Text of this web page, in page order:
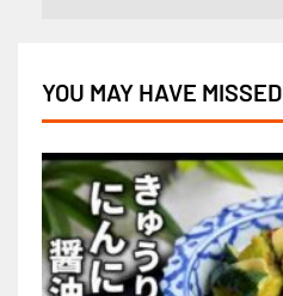
YOU MAY HAVE MISSED